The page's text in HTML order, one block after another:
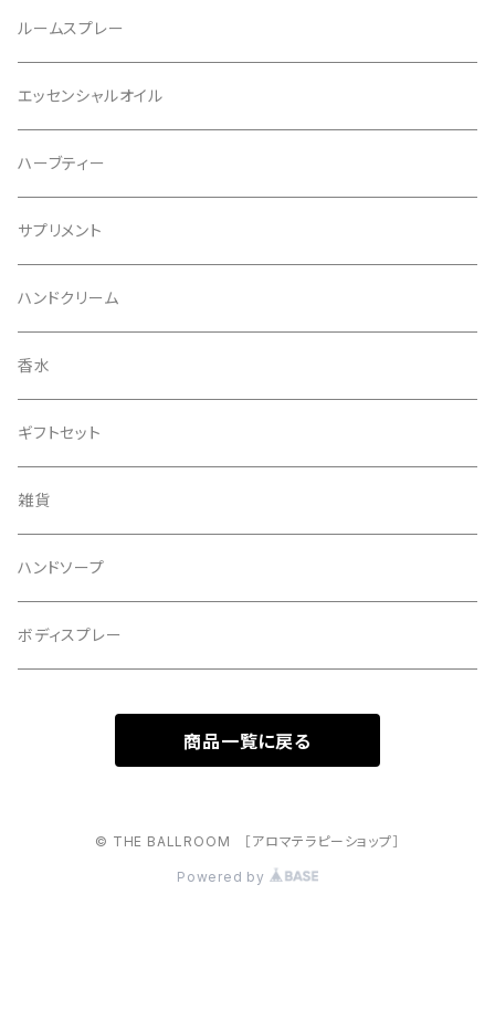
レフィル
リフィル
ルームスプレー
エッセンシャルオイル
ハーブティー
サプリメント
ハンドクリーム
香水
ギフトセット
雑貨
ハンドソープ
ボディスプレー
商品一覧に戻る
© THE BALLROOM ［アロマテラピーショップ］
Powered by